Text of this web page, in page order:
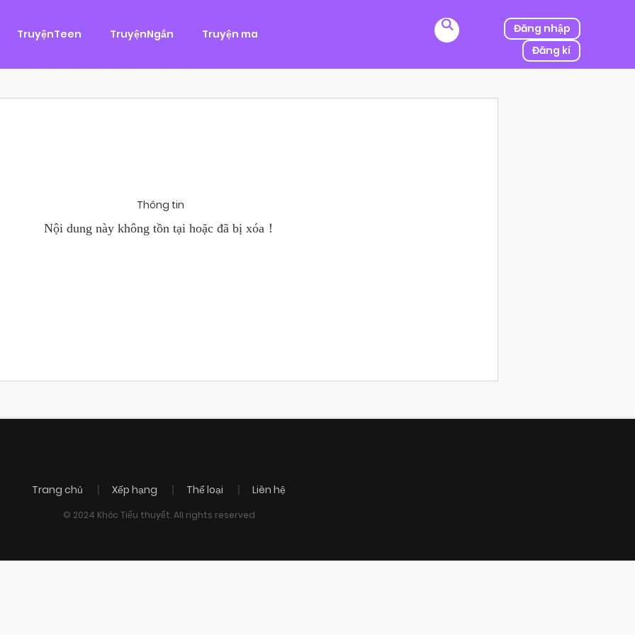
TruyệnTeen TruyệnNgắn Truyện ma
Đăng nhập
Đăng kí
Tình Cảm
Hùng, một tên cướp biển chân chính. Cho đến một ngày, cô bị kẻ thù của ba mình bắt cóc, người được mệnh danh
Chánh Uy săn lùng ba của Nhã Thụy và...
Thông tin
Nội dung này không tồn tại hoặc đã bị xóa！
Trang chủ Xếp hạng Thể loại Liên hệ
© 2024 Khóc Tiểu thuyết. All rights reserved